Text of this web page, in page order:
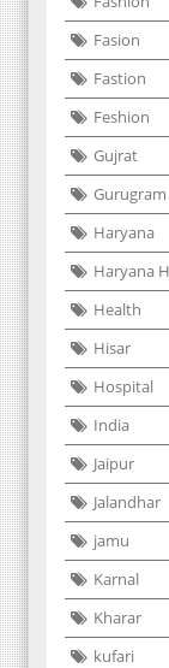
Fasion
Fastion
Feshion
Gujrat
Gurugram
Haryana
Haryana
Health
Hisar
Hospital
India
Jaipur
Jalandhar
jamu
Karnal
Kharar
kufari